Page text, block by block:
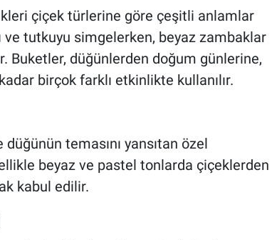
çiçek türlerine göre çeşitli anlamlar
ve tutkuyu simgelerken, beyaz zambaklar
Buketler, düğünlerden doğum günlerine,
birçok farklı etkinlikte kullanılır.
temasını yansıtan özel
beyaz ve pastel tonlarda çiçeklerden
kabul edilir.